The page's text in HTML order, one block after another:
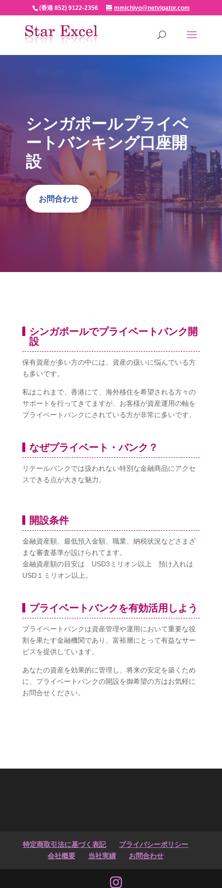
(香港 852) 9122-2356 mmichiyo@netvigator.com
シンガポールプライベ
ートバンキング口座開
設
お問合わせ
シンガポールでプライベートバンク開
設
保有資産が多い方の中には、資産の扱いに悩んでいる方
も多いです。
私はこれまで、香港にて、海外移住を希望される方々の
サポートを行ってきてますが、お客様が資産運用の軸を
プライベートバンクにされている方が非常に多いです。
なぜプライベート・バンク？
リテールバンクでは扱われない特別な金融商品にアクセ
スできる点が大きな魅力。
開設条件
金融資産額、最低預入金額、職業、納税状況などさまざ
まな審査基準が設けられてます。
金融資産額の目安は USD3ミリオン以上 預け入れは
USD１ミリオン以上。
プライベートバンクを有効活用しよう
プライベートバンクは資産管理や運用において重要な役
割を果たす金融機関であり、富裕層にとって有益なサー
ビスを提供しています。
あなたの資産を効果的に管理し、将来の安定を築くため
に、プライベートバンクの開設を御希望の方はお気軽に
お問合せください。
特定商取引法に基づく表記
プライバシーポリシー
会社概要
当社実績 お問合わせ